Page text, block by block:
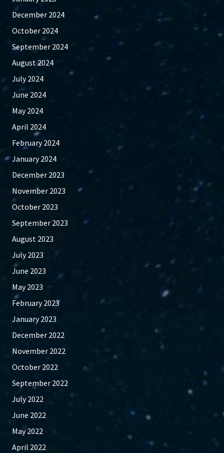
December 2024
October 2024
September 2024
August 2024
July 2024
June 2024
May 2024
April 2024
February 2024
January 2024
December 2023
November 2023
October 2023
September 2023
August 2023
July 2023
June 2023
May 2023
February 2023
January 2023
December 2022
November 2022
October 2022
September 2022
July 2022
June 2022
May 2022
April 2022